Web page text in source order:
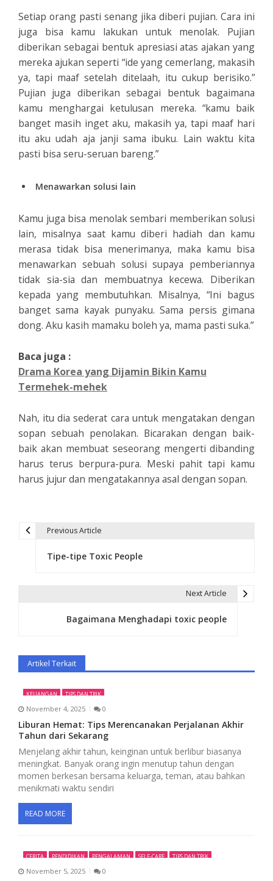
Setiap orang pasti senang jika diberi pujian. Cara ini
juga bisa kamu lakukan untuk menolak. Pujian
diberikan sebagai bentuk apresiasi atas ajakan yang
mereka ajukan seperti “ide yang cemerlang, makasih
ya, tapi maaf setelah ditelaah, itu cukup berisiko.”
Pujian juga diberikan sebagai bentuk bagaimana
kamu menghargai ketulusan mereka. “kamu baik
banget masih inget aku, makasih ya, tapi maaf hari
itu aku udah aja janji sama ibuku. Lain waktu kita
pasti bisa seru-seruan bareng.”
Menawarkan solusi lain
Kamu juga bisa menolak sembari memberikan solusi
lain, misalnya saat kamu diberi hadiah dan kamu
merasa tidak bisa menerimanya, maka kamu bisa
menawarkan sebuah solusi supaya pemberiannya
tidak sia-sia dan membuatnya kecewa. Diberikan
kepada yang membutuhkan. Misalnya, “Ini bagus
banget sama kayak punyaku. Sama persis gimana
dong. Aku kasih mamaku boleh ya, mama pasti suka.”
Baca juga :
Drama Korea yang Dijamin Bikin Kamu
Termehek-mehek
Nah, itu dia sederat cara untuk mengatakan dengan
sopan sebuah penolakan. Bicarakan dengan baik-
baik akan membuat seseorang mengerti dibanding
harus terus berpura-pura. Meski pahit tapi kamu
harus jujur dan mengatakannya asal dengan sopan.
a
v
g
a
t
i
o
n
Previous Article
Tipe-tipe Toxic People
Next Article
Bagaimana Menghadapi toxic people
Artikel Terkait
KEUANGAN TIPS DAN TRIK
November 4, 2025 0
Liburan Hemat: Tips Merencanakan Perjalanan Akhir
Tahun dari Sekarang
Menjelang akhir tahun, keinginan untuk berlibur biasanya
meningkat. Banyak orang ingin menutup tahun dengan
momen berkesan bersama keluarga, teman, atau bahkan
menikmati waktu sendiri
READ MORE
CERITA PENDIDIKAN PENGALAMAN SELF-CARE TIPS DAN TRIK
November 5, 2025 0